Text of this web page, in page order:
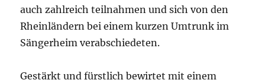
auch zahlreich teilnahmen und sich von den
Rheinländern bei einem kurzen Umtrunk im
Sängerheim verabschiedeten.
Gestärkt und fürstlich bewirtet mit einem